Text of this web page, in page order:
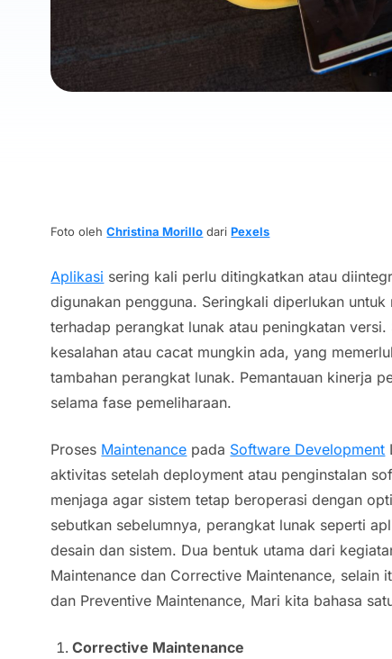
Foto olehChristina Morillo dariPexels
Aplikasi sering kali perlu ditingkatkan atau
digunakan pengguna. Seringkali diperlukan
terhadap perangkat lunak atau peningkatan versi.
kesalahan atau cacat mungkin ada, yang
tambahan perangkat lunak. Pemantauan kinerja
selama fase pemeliharaan.
Proses Maintenance pada Software Development
aktivitas setelah deployment atau penginstalan
menjaga agar sistem tetap beroperasi dengan
sebutkan sebelumnya, perangkat lunak seperti
desain dan sistem. Dua bentuk utama dari
Maintenance dan Corrective Maintenance, selain
dan Preventive Maintenance, Mari kita bahasa
Corrective Maintenance